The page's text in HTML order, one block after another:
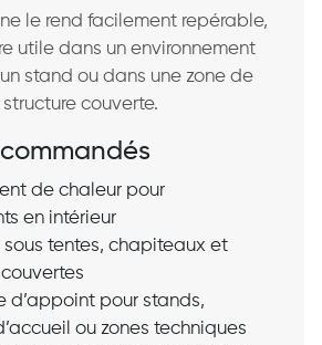
le rend facilement repérable,
utile dans un environnement
stand ou dans une zone de
couverte.
de chaleur pour
en intérieur
tentes, chapiteaux et
d’appoint pour stands,
ou zones techniques